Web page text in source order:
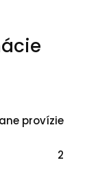
provízie
2